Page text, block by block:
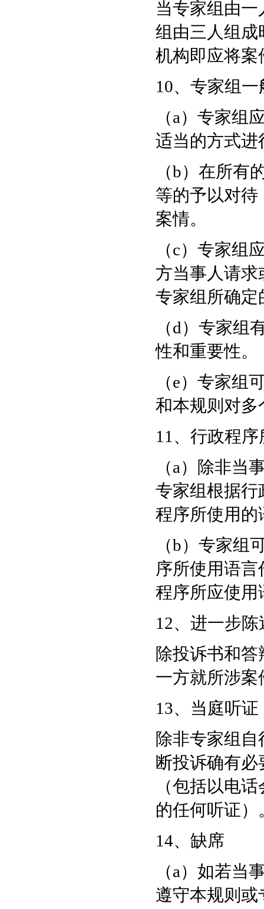
当专家组由
组由三人组成
机构即应将案
10、专家组
（a）专家组
适当的方式进
（b）在所有
等的予以对
案情。
（c）专家组
方当事人请
专家组所确定
（d）专家组
性和重要性。
（e）专家组
和本规则对多
11、行政程
（a）除非当
专家组根据行
程序所使用的
（b）专家组
序所使用语
程序所应使用
12、进一步陈
除投诉书和
一方就所涉
13、当庭听证
除非专家组
断投诉确有
（包括以电
的任何听证）
14、缺席
（a）如若当
遵守本规则